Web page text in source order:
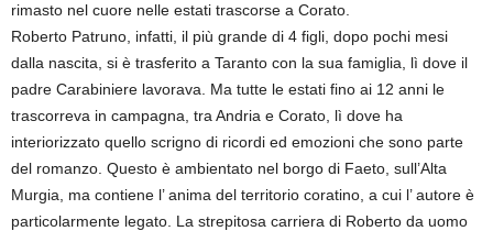
rimasto nel cuore nelle estati trascorse a Corato.
Roberto Patruno, infatti, il più grande di 4 figli, dopo pochi mesi
dalla nascita, si è trasferito a Taranto con la sua famiglia, lì dove il
padre Carabiniere lavorava. Ma tutte le estati fino ai 12 anni le
trascorreva in campagna, tra Andria e Corato, lì dove ha
interiorizzato quello scrigno di ricordi ed emozioni che sono parte
del romanzo. Questo è ambientato nel borgo di Faeto, sull’Alta
Murgia, ma contiene l’ anima del territorio coratino, a cui l’ autore è
particolarmente legato. La strepitosa carriera di Roberto da uomo